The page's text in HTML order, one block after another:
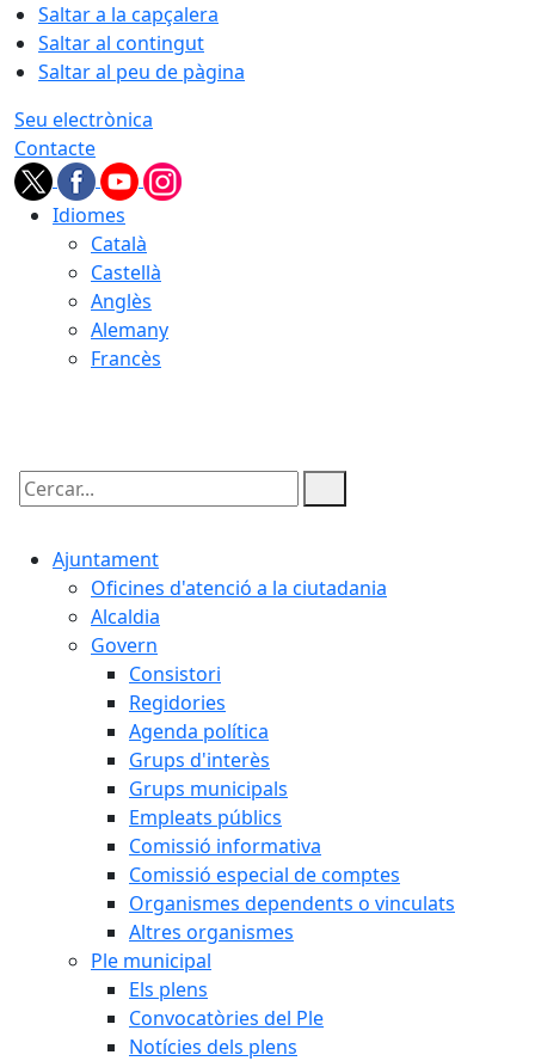
Saltar a la capçalera
Saltar al contingut
Saltar al peu de pàgina
Seu electrònica
Contacte
Idiomes
Català
Castellà
Anglès
Alemany
Francès
Cercar:
Ajuntament
Oficines d'atenció a la ciutadania
Alcaldia
Govern
Consistori
Regidories
Agenda política
Grups d'interès
Grups municipals
Empleats públics
Comissió informativa
Comissió especial de comptes
Organismes dependents o vinculats
Altres organismes
Ple municipal
Els plens
Convocatòries del Ple
Notícies dels plens